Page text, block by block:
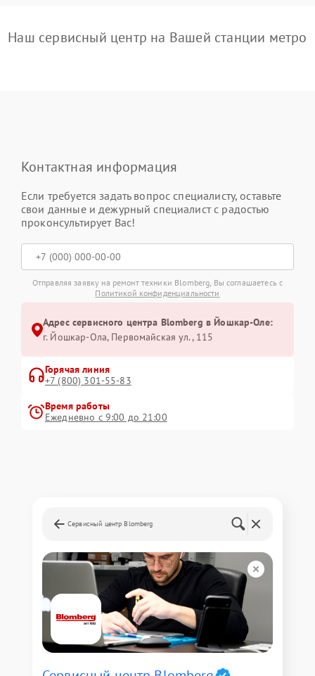
Наш сервисный центр на Вашей станции метро
Контактная информация
Если требуется задать вопрос специалисту, оставьте
свои данные и дежурный специалист с радостью
проконсультирует Вас!
Отправляя заявку на ремонт техники Blomberg, Вы соглашаетесь с
Политикой конфиденциальности
Адрес сервисного центра Blomberg в Йошкар-Оле:
г. Йошкар-Ола, Первомайская ул., 115
Горячая линия
+7 (800) 301-55-83
Время работы
Ежедневно с 9:00 до 21:00
Сервисный центр Blomberg